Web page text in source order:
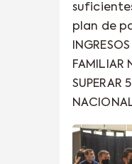
plan de
FAMILIAR
SUPERAR